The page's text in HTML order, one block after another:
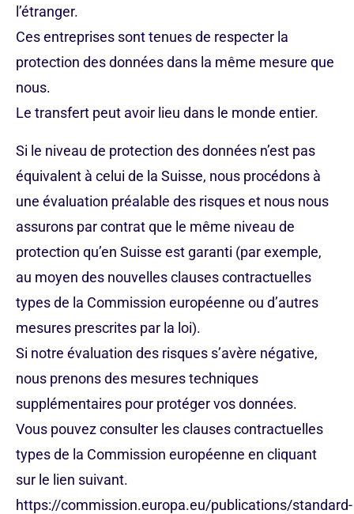
l’étranger.
Ces entreprises sont tenues de respecter la
protection des données dans la même mesure que
nous.
Le transfert peut avoir lieu dans le monde entier.
Si le niveau de protection des données n’est pas
équivalent à celui de la Suisse, nous procédons à
une évaluation préalable des risques et nous nous
assurons par contrat que le même niveau de
protection qu’en Suisse est garanti (par exemple,
au moyen des nouvelles clauses contractuelles
types de la Commission européenne ou d’autres
mesures prescrites par la loi).
Si notre évaluation des risques s’avère négative,
nous prenons des mesures techniques
supplémentaires pour protéger vos données.
Vous pouvez consulter les clauses contractuelles
types de la Commission européenne en cliquant
sur le lien suivant.
https://commission.europa.eu/publications/standard-